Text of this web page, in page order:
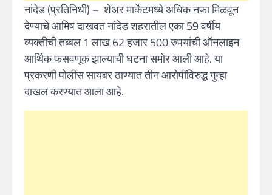
नांदेड (प्रतिनिधी) – शेअर मार्केटमध्ये अधिक नफा मिळवून
देण्याचे आमिष दाखवत नांदेड शहरातील एका 59 वर्षीय
व्यक्तीची तब्बल 1 लाख 62 हजार 500 रुपयांची ऑनलाइन
आर्थिक फसवणूक झाल्याची घटना समोर आली आहे. या
प्रकरणी पोलीस सायबर ठाण्यात तीन आरोपींविरुद्ध गुन्हा
दाखल करण्यात आला आहे.